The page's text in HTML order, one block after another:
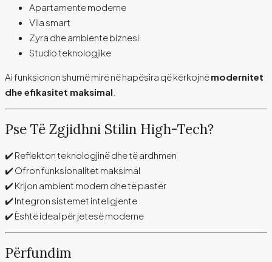
Apartamente moderne
Vila smart
Zyra dhe ambiente biznesi
Studio teknologjike
Ai funksionon shumë mirë në hapësira që kërkojnëmodernitet
dhe efikasitet maksimal
Pse Të Zgjidhni Stilin High-Tech?
✔️ Reflekton teknologjinë dhe të ardhmen
✔️ Ofron funksionalitet maksimal
✔️ Krijon ambient modern dhe të pastër
✔️ Integron sistemet inteligjente
✔️ Është ideal për jetesë moderne
Përfundim